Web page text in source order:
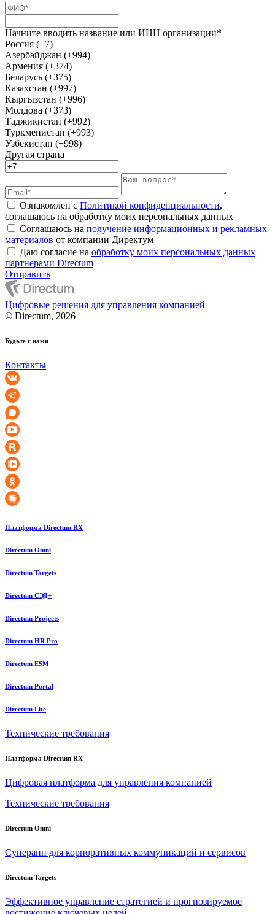
Начните вводить название или ИНН организации*
Россия (+7)
Азербайджан (+994)
Армения (+374)
Беларусь (+375)
Казахстан (+997)
Кыргызстан (+996)
Молдова (+373)
Таджикистан (+992)
Туркменистан (+993)
Узбекистан (+998)
Другая страна
Ознакомлен с Политикой конфиденциальности,
соглашаюсь на обработку моих персональных данных
Соглашаюсь на получение информационных и рекламных
материалов от компании Директум
Даю согласие на обработку моих персональных данных
партнерами Directum
Отправить
Цифровые решения для управления компанией
© Directum, 2026
Будьте с нами
Контакты
Платформа Directum RX
Directum Omni
Directum Targets
Directum СЭД+
Directum Projects
Directum HR Pro
Directum ESM
Directum Portal
Directum Lite
Технические требования
Платформа Directum RX
Цифровая платформа для управления компанией
Технические требования
Directum Omni
Суперапп для корпоративных коммуникаций и сервисов
Directum Targets
Эффективное управление стратегией и прогнозируемое